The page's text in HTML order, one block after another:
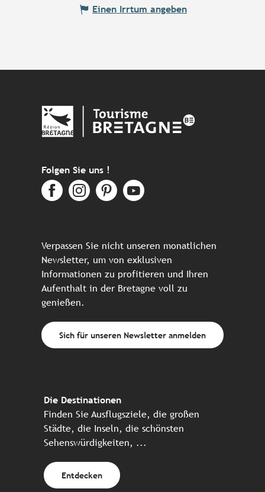
Einen Irrtum angeben
Folgen Sie uns !
Verpassen Sie nicht unseren monatlichen
Newsletter, um von exklusiven
Informationen zu profitieren und Ihren
Aufenthalt in der Bretagne voll zu
genießen.
Sich für unseren Newsletter anmelden
Die Destinationen
Finden Sie Ausflugsziele, die großen
Städte, die Inseln, die schönsten
Sehenswürdigkeiten, ...
Entdecken